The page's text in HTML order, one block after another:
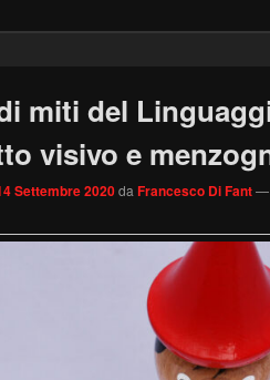
miti del
visivo e
Settembre 2020da Francesco Di Fant—